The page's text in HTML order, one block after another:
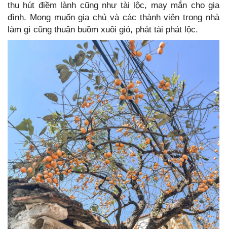
thu hút điềm lành cũng như tài lộc, may mắn cho gia
đình. Mong muốn gia chủ và các thành viên trong nhà
làm gì cũng thuận buồm xuôi gió, phát tài phát lộc.